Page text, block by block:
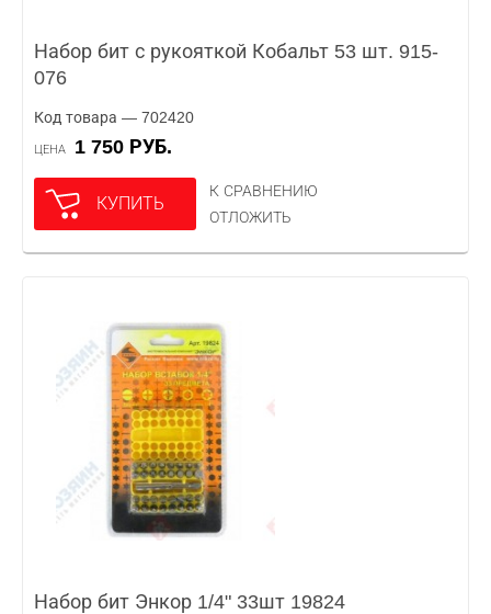
Набор бит с рукояткой Кобальт 53 шт. 915-
076
Код товара — 702420
ЦЕНА 1 750 РУБ.
КУПИТЬ
К СРАВНЕНИЮ
ОТЛОЖИТЬ
Набор бит Энкор 1/4" 33шт 19824